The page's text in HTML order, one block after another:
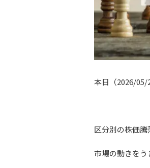
本日（2026/05/
区分別の株価騰
市場の動きをう